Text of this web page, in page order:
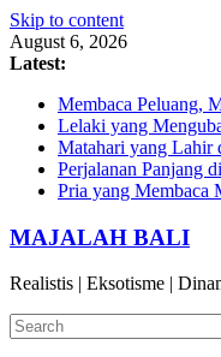
Skip to content
August 6, 2026
Latest:
Membaca Peluang,
Lelaki yang
Matahari yang Lahir
Perjalanan Panjang
Pria yang Membaca
MAJALAH BALI
Realistis | Eksotisme |